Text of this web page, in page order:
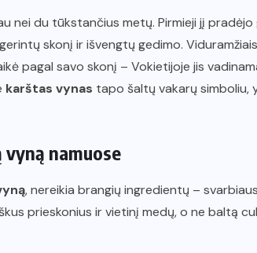
nei du tūkstančius metų. Pirmieji jį
skonį ir išvengtų gedimo.
pagal savo skonį – Vokietijoje jis
karštas vynas tapo šaltų vakarų simboliu,
namuose
, nereikia brangių ingredientų –
prieskonius ir vietinį medų, o ne baltą